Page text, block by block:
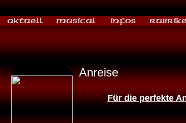
Anreise
Für die perfekte